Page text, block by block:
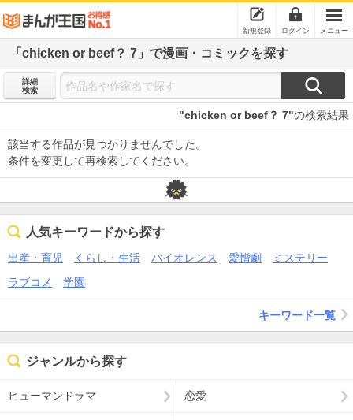
新規登録 ログイン メニュー
「chicken or beef？ 7」で漫画・コミックを探す
詳細
検索
"chicken or beef？ 7"の検索結果
該当する作品が見つかりませんでした。
条件を変更して再検索してください。
人気キーワードから探す
出産・育児 くらし・生活 バイオレンス 愛憎劇
ミステリー
ラブコメ
学園
キーワード一覧
ジャンルから探す
ヒューマンドラマ 恋愛